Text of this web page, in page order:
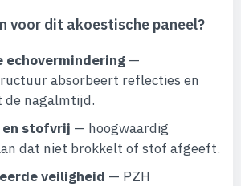
voor dit akoestische paneel?
echovermindering —
absorbeert reflecties en
de nagalmtijd.
en stofvrij — hoogwaardig
dat niet brokkelt of stof afgeeft.
veiligheid — PZH